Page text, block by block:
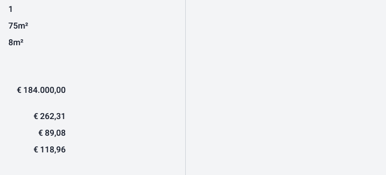
1
75m²
8m²
€ 184.000,00
€ 262,31
€ 89,08
€ 118,96